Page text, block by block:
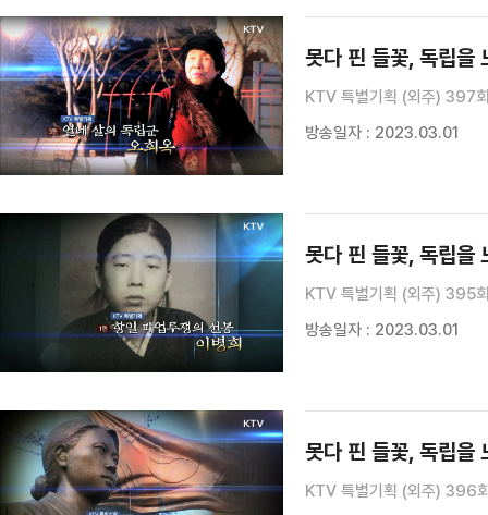
못다 핀 들꽃, 독립을
KTV 특별기획 (외주) 397
방송일자 : 2023.03.01
못다 핀 들꽃, 독립을
KTV 특별기획 (외주) 395
방송일자 : 2023.03.01
KTV 특별기획 (외주) 396